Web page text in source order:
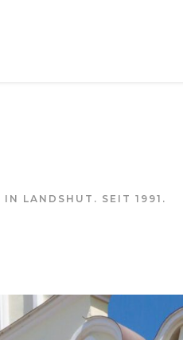
IN LANDSHUT. SEIT 1991.